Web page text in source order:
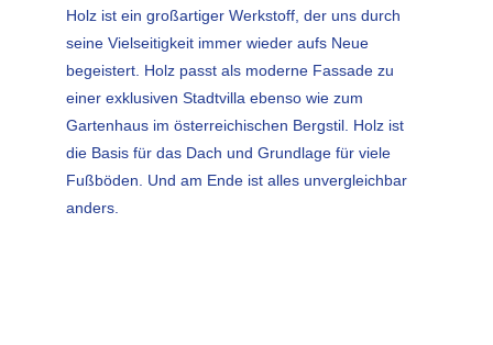
Holz ist ein großartiger Werkstoff, der uns durch
seine Vielseitigkeit immer wieder aufs Neue
begeistert. Holz passt als moderne Fassade zu
einer exklusiven Stadtvilla ebenso wie zum
Gartenhaus im österreichischen Bergstil. Holz ist
die Basis für das Dach und Grundlage für viele
Fußböden. Und am Ende ist alles unvergleichbar
anders.